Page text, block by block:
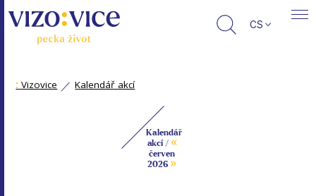
CS
: Vizovice Kalendář akcí
Kalendář
akcí / «
červen
2026 »